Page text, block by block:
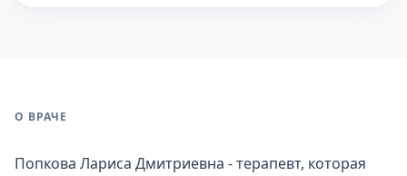
О ВРАЧЕ
Попкова Лариса Дмитриевна - терапевт, которая